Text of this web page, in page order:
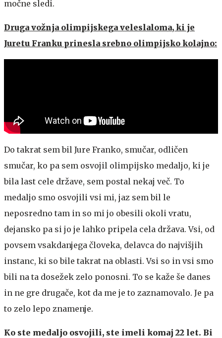
močne sledi.
Druga vožnja olimpijskega veleslaloma, ki je
Juretu Franku prinesla srebno olimpijsko kolajno:
Do takrat sem bil Jure Franko, smučar, odličen
smučar, ko pa sem osvojil olimpijsko medaljo, ki je
bila last cele države, sem postal nekaj več. To
medaljo smo osvojili vsi mi, jaz sem bil le
neposredno tam in so mi jo obesili okoli vratu,
dejansko pa si jo je lahko pripela cela država. Vsi, od
povsem vsakdanjega človeka, delavca do najvišjih
instanc, ki so bile takrat na oblasti. Vsi so in vsi smo
bili na ta dosežek zelo ponosni. To se kaže še danes
in ne gre drugače, kot da me je to zaznamovalo. Je pa
to zelo lepo znamenje.
Ko ste medaljo osvojili, ste imeli komaj 22 let. Bi